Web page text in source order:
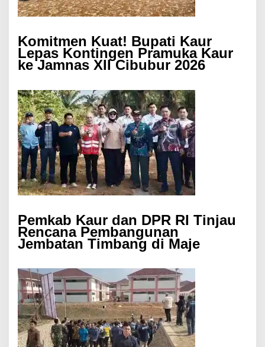
Komitmen Kuat! Bupati Kaur
Lepas Kontingen Pramuka Kaur
ke Jamnas XII Cibubur 2026
Pemkab Kaur dan DPR RI Tinjau
Rencana Pembangunan
Jembatan Timbang di Maje